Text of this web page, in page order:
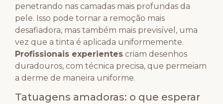
penetrando nas camadas mais profundas da
pele. Isso pode tornar a remoção mais
desafiadora, mas também mais previsível, uma
vez que a tinta é aplicada uniformemente.
Profissionais experientes criam desenhos
duradouros, com técnica precisa, que permeiam
a derme de maneira uniforme.
Tatuagens amadoras: o que esperar